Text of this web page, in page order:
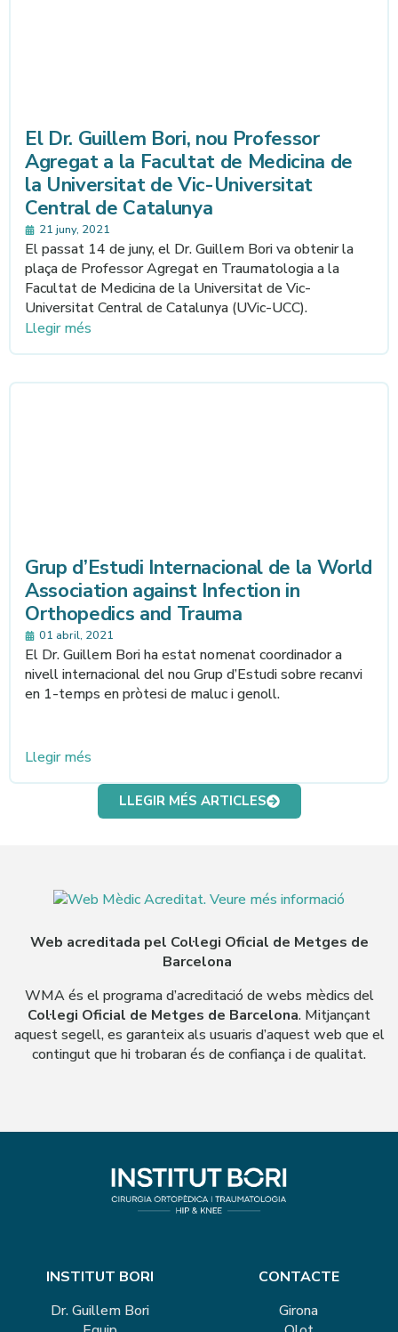
El Dr. Guillem Bori, nou Professor
Agregat a la Facultat de Medicina de
la Universitat de Vic-Universitat
Central de Catalunya
21 juny, 2021
El passat 14 de juny, el Dr. Guillem Bori va obtenir la
plaça de Professor Agregat en Traumatologia a la
Facultat de Medicina de la Universitat de Vic-
Universitat Central de Catalunya (UVic-UCC).
Llegir més
Grup d’Estudi Internacional de la World
Association against Infection in
Orthopedics and Trauma
01 abril, 2021
El Dr. Guillem Bori ha estat nomenat coordinador a
nivell internacional del nou Grup d’Estudi sobre recanvi
en 1-temps en pròtesi de maluc i genoll.
Llegir més
LLEGIR MÉS ARTICLES
Web acreditada pel Col·legi Oficial de Metges de
Barcelona
WMA és el programa d’acreditació de webs mèdics del
Col·legi Oficial de Metges de Barcelona. Mitjançant
aquest segell, es garanteix als usuaris d’aquest web que el
contingut que hi trobaran és de confiança i de qualitat.
INSTITUT BORI
Dr. Guillem Bori
CONTACTE
Girona